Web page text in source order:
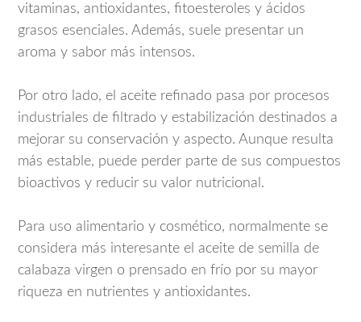
vitaminas, antioxidantes, fitoesteroles y ácidos
grasos esenciales. Además, suele presentar un
aroma y sabor más intensos.
Por otro lado, el aceite refinado pasa por procesos
industriales de filtrado y estabilización destinados a
mejorar su conservación y aspecto. Aunque resulta
más estable, puede perder parte de sus compuestos
bioactivos y reducir su valor nutricional.
Para uso alimentario y cosmético, normalmente se
considera más interesante el aceite de semilla de
calabaza virgen o prensado en frío por su mayor
riqueza en nutrientes y antioxidantes.